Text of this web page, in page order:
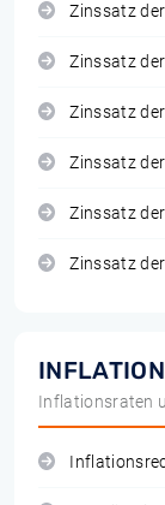
Zinssatz
Zinssatz
Zinssatz
Zinssatz
Zinssatz
Zinssatz
INFLATION
Inflationsraten